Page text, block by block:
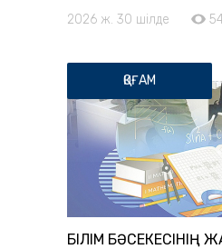
2026 ж. 30 шілде
ҚОҒАМ
БІЛІМ БӘСЕКЕСІНІҢ